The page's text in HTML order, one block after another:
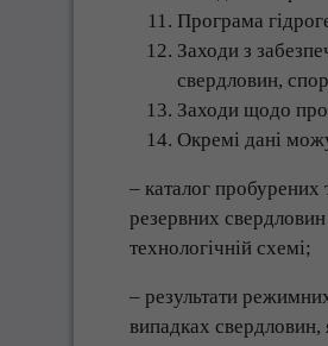
Програма
Заходи з
свердловин,
Заходи щодо
Окремі дані
– каталог пробурених
резервних
технологічній схемі;
– результати
випадках свердловин,